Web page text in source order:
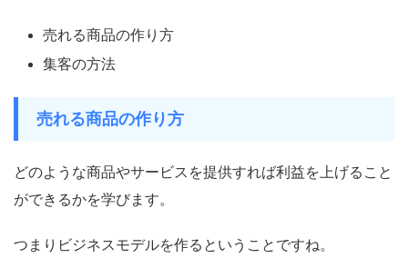
売れる商品の作り方
集客の方法
売れる商品の作り方
どのような商品やサービスを提供すれば利益を上げること
ができるかを学びます。
つまりビジネスモデルを作るということですね。